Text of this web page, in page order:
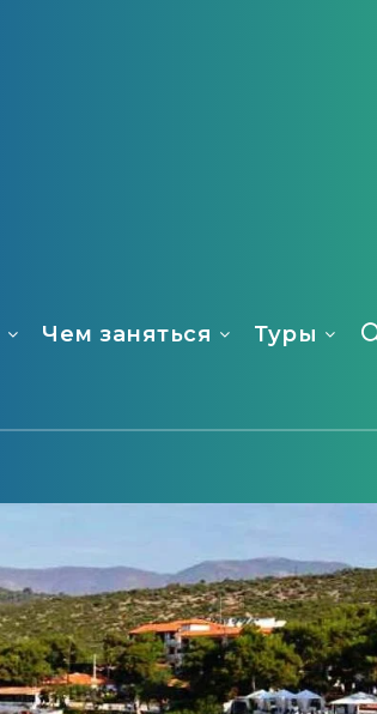
Чем заняться Туры